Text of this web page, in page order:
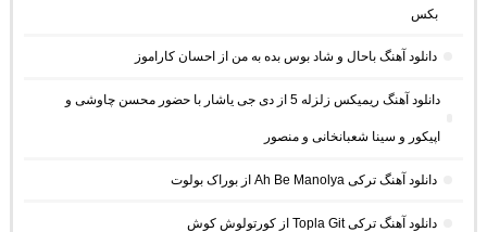
بکس
دانلود آهنگ باحال و شاد بوس بده به من از احسان کاراموز
دانلود آهنگ ریمیکس زلزله 5 از دی جی یاشار با حضور محسن چاوشی و
اپیکور و سینا شعبانخانی و منصور
دانلود آهنگ ترکی Ah Be Manolya از بوراک بولوت
دانلود آهنگ ترکی Topla Git از کورتولوش کوش